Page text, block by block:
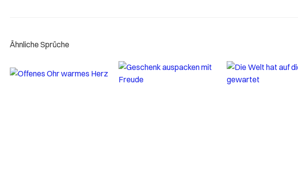
Ähnliche Sprüche